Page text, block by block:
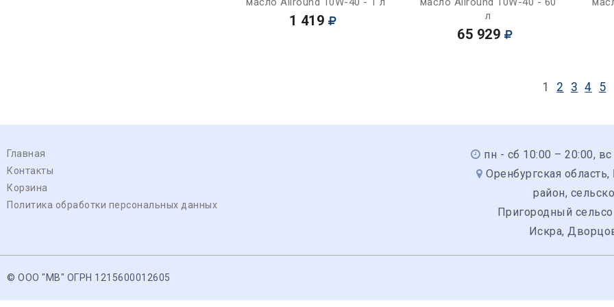
1 419
л
65 929
1 2 3 4 5
Главная
Контакты
Корзина
Политика обработки персональных данных
пн - сб 10:00 – 20:00,
Оренбургская
район,
Пригородный
Искра,
© ООО "МВ" ОГРН 1215600012605